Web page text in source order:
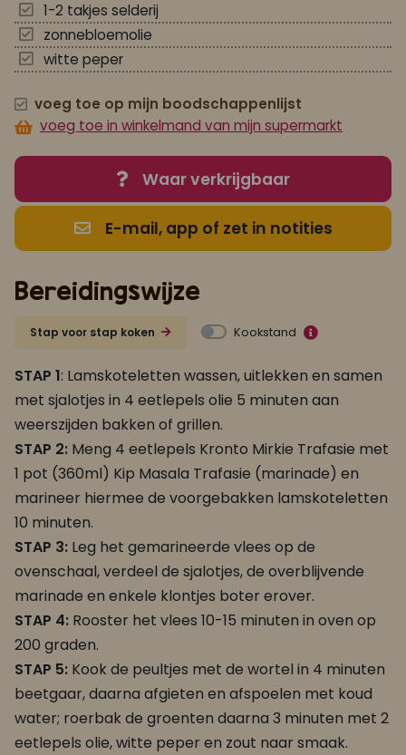
1-2 takjes selderij
zonnebloemolie
witte peper
voeg toe op mijn boodschappenlijst
voeg toe in winkelmand van mijn supermarkt
Waar verkrijgbaar
E-mail, app of zet in notities
Bereidingswijze
Stap voor stap koken Kookstand
STAP 1: Lamskoteletten wassen, uitlekken en samen
met sjalotjes in 4 eetlepels olie 5 minuten aan
weerszijden bakken of grillen.
STAP 2: Meng 4 eetlepels Kronto Mirkie Trafasie met
1 pot (360ml) Kip Masala Trafasie (marinade) en
marineer hiermee de voorgebakken lamskoteletten
10 minuten.
STAP 3: Leg het gemarineerde vlees op de
ovenschaal, verdeel de sjalotjes, de overblijvende
marinade en enkele klontjes boter erover.
STAP 4: Rooster het vlees 10-15 minuten in oven op
200 graden.
STAP 5: Kook de peultjes met de wortel in 4 minuten
beetgaar, daarna afgieten en afspoelen met koud
water; roerbak de groenten daarna 3 minuten met 2
eetlepels olie, witte peper en zout naar smaak.